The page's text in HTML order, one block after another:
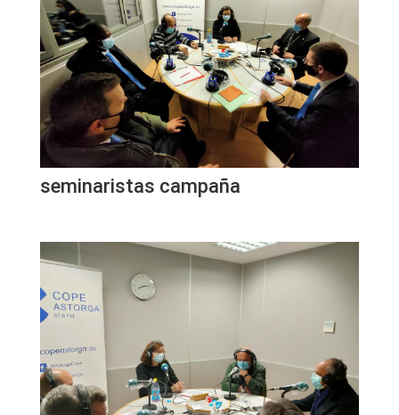
seminaristas campaña